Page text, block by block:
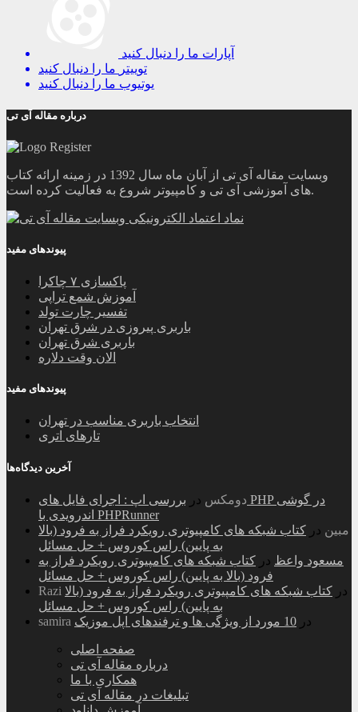
آپارات ما را دنبال کنید
توییتر ما را دنبال کنید
یوتیوب ما را دنبال کنید
درباره مقاله آی تی
وبسایت مقاله آی تی از آبان ماه سال 1392 در زمینه ارائه کتاب
های آموزشی آی تی و کامپیوتر شروع به فعالیت کرده است.
پیوندهای مفید
پاکسازی ۷ چاکرا
آموزش شمع تراپی
تفسیر چارت تولد
باربری پیروزی در شرق تهران
باربری شرق تهران
الان وقت دلاره
پیوندهای مفید
انتخاب باربری مناسب در تهران
تارهای اتری
آخرین دیدگاه‌ها
دومکس در بررسی اپ : اجرای فایل های PHP در گوشی
اندرویدی با PHPRunner
مبین در کتاب شبکه های کامپیوتری رویکرد فراز به فرود (بالا
به پایین) راس کوروس + حل مسائل
مسعود واعظ در کتاب شبکه های کامپیوتری رویکرد فراز به
فرود (بالا به پایین) راس کوروس + حل مسائل
Razi
در کتاب شبکه های کامپیوتری رویکرد فراز به فرود (بالا
به پایین) راس کوروس + حل مسائل
samira
در 10 مورد از ویژگی ها و ترفندهای اپل موزیک
صفحه اصلی
درباره مقاله آی تی
همکاری با ما
تبلیغات در مقاله آی تی